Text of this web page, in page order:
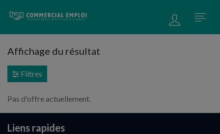
Affichage du résultat
Filtres
Pas d'offre actuellement.
Liens rapides